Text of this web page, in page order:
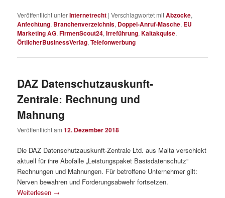
Veröffentlicht unterInternetrecht |Verschlagwortet mitAbzocke,
Anfechtung, Branchenverzeichnis, Doppel-Anruf-Masche, EU
Marketing AG,FirmenScout24,Irreführung,Kaltakquise,
ÖrtlicherBusinessVerlag,Telefonwerbung
DAZ Datenschutzauskunft-
Zentrale: Rechnung und
Mahnung
Veröffentlicht am12. Dezember 2018
Die DAZ Datenschutzauskunft-Zentrale Ltd. aus Malta verschickt
aktuell für ihre Abofalle „Leistungspaket Basisdatenschutz“
Rechnungen und Mahnungen. Für betroffene Unternehmer gilt:
Nerven bewahren und Forderungsabwehr fortsetzen.
Weiterlesen →